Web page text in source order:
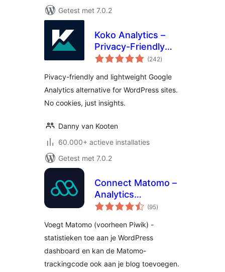
Getest met 7.0.2
Koko Analytics –
Privacy-Friendly
WordPress
(242totaal
waarderingen
)
Pivacy-friendly and lightweight Google
Analytics alternative for WordPress sites.
No cookies, just insights.
Danny van Kooten
60.000+ actieve installaties
Getest met 7.0.2
Connect Matomo –
Analytics
Dashboard for
(95totaal
waarderingen
)
Voegt Matomo (voorheen Piwik) -
statistieken toe aan je WordPress
dashboard en kan de Matomo-
trackingcode ook aan je blog toevoegen.